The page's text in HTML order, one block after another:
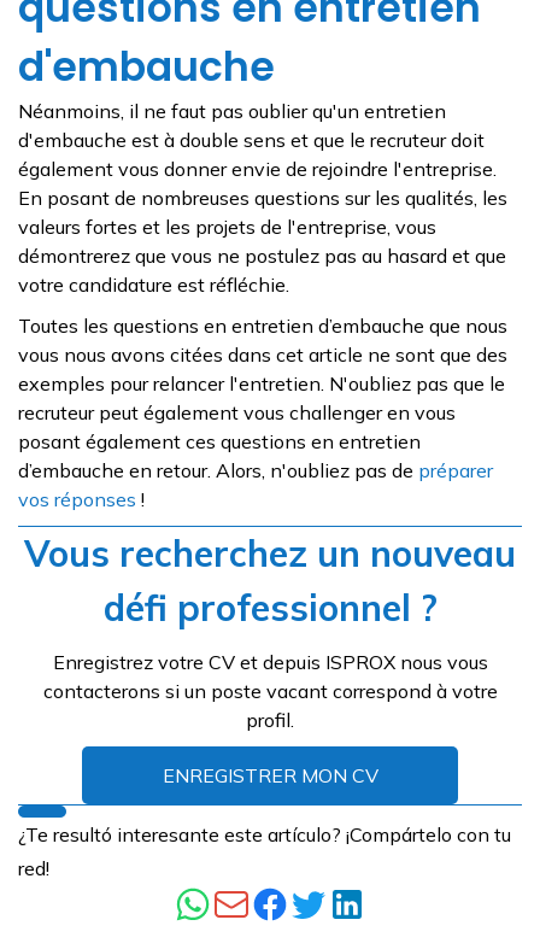
d'embauche
Néanmoins, il ne faut pas oublier qu'un entretien
d'embauche est à double sens et que le recruteur doit
également vous donner envie de rejoindre l'entreprise.
En posant de nombreuses questions sur les qualités, les
valeurs fortes et les projets de l'entreprise, vous
démontrerez que vous ne postulez pas au hasard et que
votre candidature est réfléchie.
Toutes les questions en entretien d’embauche que nous
vous nous avons citées dans cet article ne sont que des
exemples pour relancer l'entretien. N'oubliez pas que le
recruteur peut également vous challenger en vous
posant également ces questions en entretien
d’embauche en retour. Alors, n'oubliez pas de préparer
vos réponses !
Vous recherchez un nouveau
défi professionnel ?
Enregistrez votre CV et depuis ISPROX nous vous
contacterons si un poste vacant correspond à votre
profil.
ENREGISTRER MON CV
¿Te resultó interesante este artículo? ¡Compártelo con tu
red!